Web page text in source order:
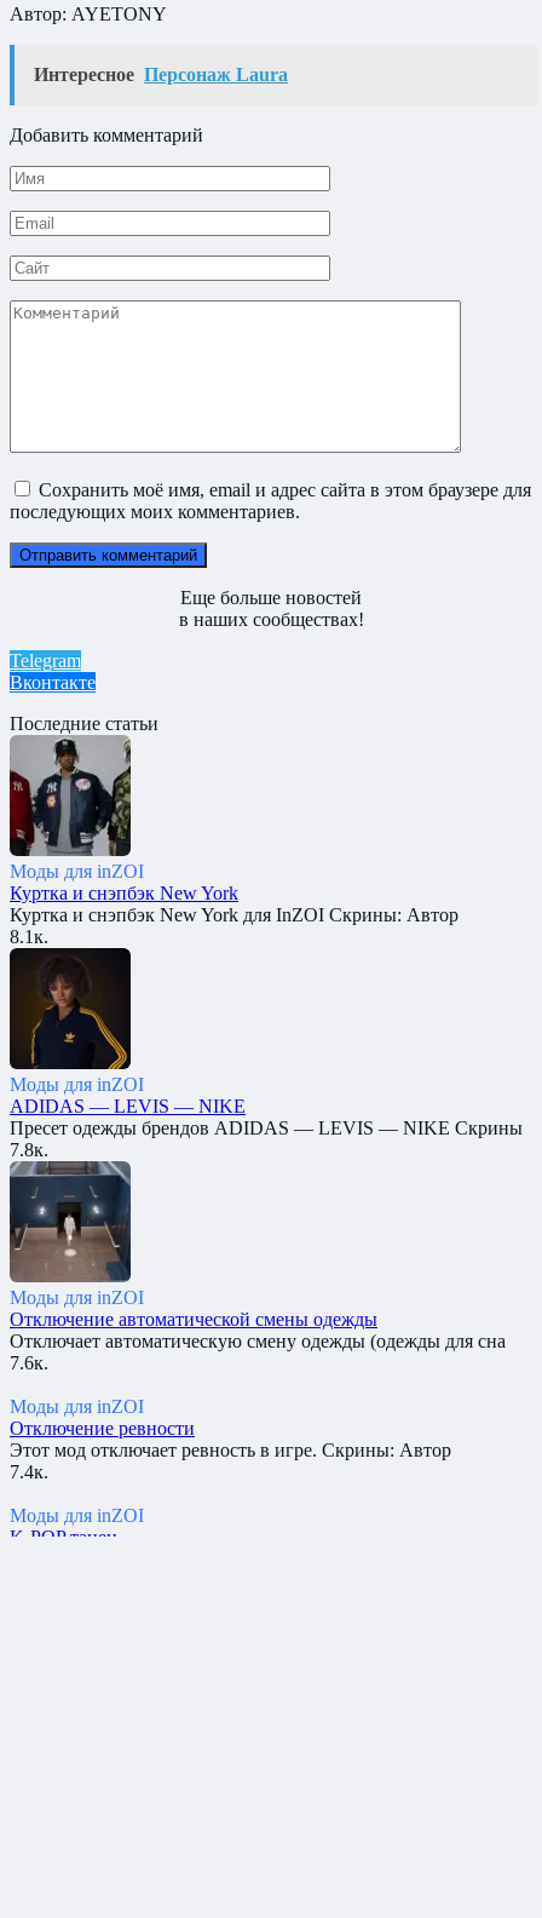
Автор: AYETONY
Интересное Персонаж Laura
Добавить комментарий
Имя
*
Email
*
Сайт
Комментарий
Сохранить моё имя, email и адрес сайта в этом браузере для
последующих моих комментариев.
Еще больше новостей
в наших сообществах!
Telegram
Вконтакте
Последние статьи
Моды для inZOI
Куртка и снэпбэк New York
Куртка и снэпбэк New York для InZOI Скрины: Автор
8.1к.
Моды для inZOI
ADIDAS — LEVIS — NIKE
Пресет одежды брендов ADIDAS — LEVIS — NIKE Скрины
7.8к.
Моды для inZOI
Отключение автоматической смены одежды
Отключает автоматическую смену одежды (одежды для сна
7.6к.
Моды для inZOI
Отключение ревности
Этот мод отключает ревность в игре. Скрины: Автор
7.4к.
Моды для inZOI
K-POP танец